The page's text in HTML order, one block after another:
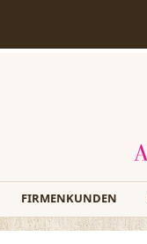
FIRMENKUNDEN